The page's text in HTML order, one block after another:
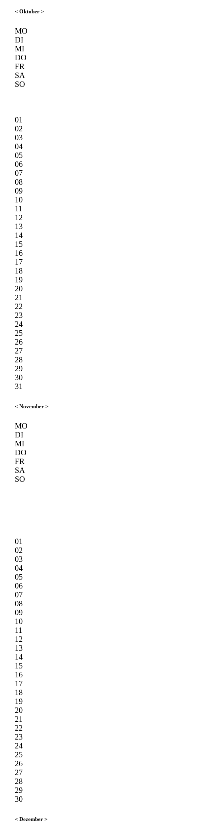
< Oktober >
MO
DI
MI
DO
FR
SA
SO
01
02
03
04
05
06
07
08
09
10
11
12
13
14
15
16
17
18
19
20
21
22
23
24
25
26
27
28
29
30
31
< November >
MO
DI
MI
DO
FR
SA
SO
01
02
03
04
05
06
07
08
09
10
11
12
13
14
15
16
17
18
19
20
21
22
23
24
25
26
27
28
29
30
< Dezember >